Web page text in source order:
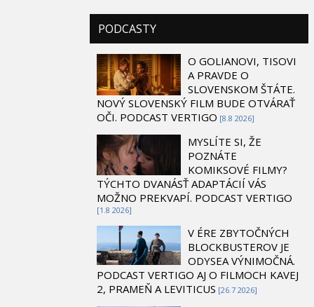
PODCASTY
O GOLIANOVI, TISOVI
A PRAVDE O
SLOVENSKOM ŠTÁTE.
NOVÝ SLOVENSKÝ FILM BUDE OTVÁRAŤ
OČI. PODCAST VERTIGO [8.8 2026]
MYSLÍTE SI, ŽE
POZNÁTE
KOMIKSOVÉ FILMY?
TÝCHTO DVANÁSŤ ADAPTÁCIÍ VÁS
MOŽNO PREKVAPÍ. PODCAST VERTIGO
[1.8 2026]
V ÉRE ZBYTOČNÝCH
BLOCKBUSTEROV JE
ODYSEA VÝNIMOČNÁ.
PODCAST VERTIGO AJ O FILMOCH KAVEJ
2, PRAMEŇ A LEVITICUS [26.7 2026]